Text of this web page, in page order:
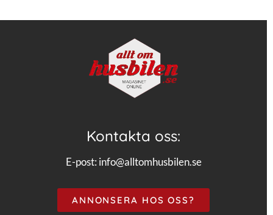
Kontakta oss:
E-post: info@alltomhusbilen.se
ANNONSERA HOS OSS?